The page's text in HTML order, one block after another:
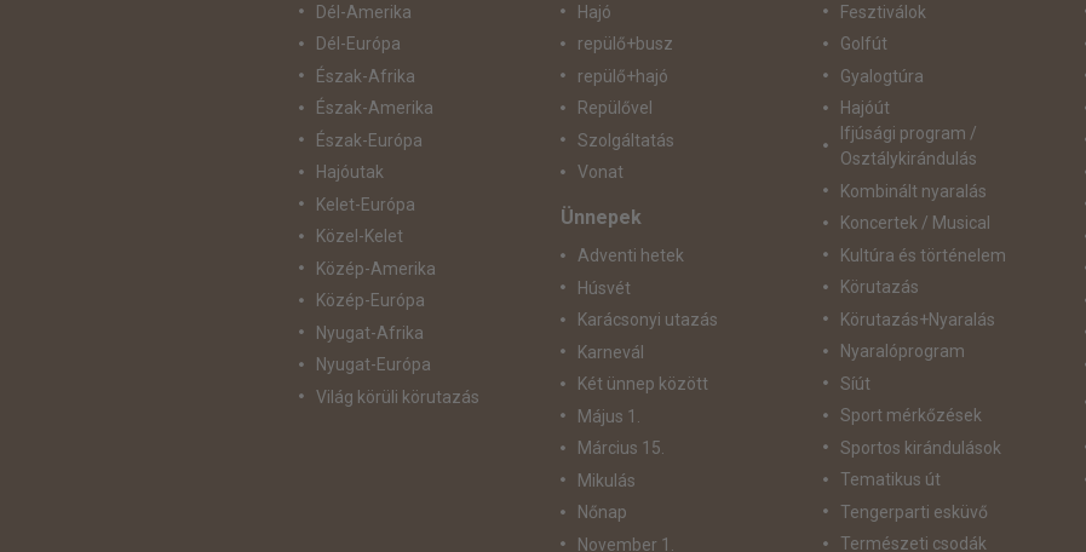
Dél-Amerika
Dél-Európa
Észak-Afrika
Észak-Amerika
Észak-Európa
Hajóutak
Kelet-Európa
Közel-Kelet
Közép-Amerika
Közép-Európa
Nyugat-Afrika
Nyugat-Európa
Világ körüli körutazás
Hajó
repülő+busz
repülő+hajó
Repülővel
Szolgáltatás
Vonat
Ünnepek
Adventi hetek
Húsvét
Karácsonyi utazás
Karnevál
Két ünnep között
Május 1.
Március 15.
Mikulás
Nőnap
November 1.
Fesztiválok
Golfút
Gyalogtúra
Hajóút
Ifjúsági program /
Osztálykirándulás
Kombinált nyaralás
Koncertek / Musical
Kultúra és történelem
Körutazás
Körutazás+Nyaralás
Nyaralóprogram
Síút
Sport mérkőzések
Sportos kirándulások
Tematikus út
Tengerparti esküvő
Természeti csodák